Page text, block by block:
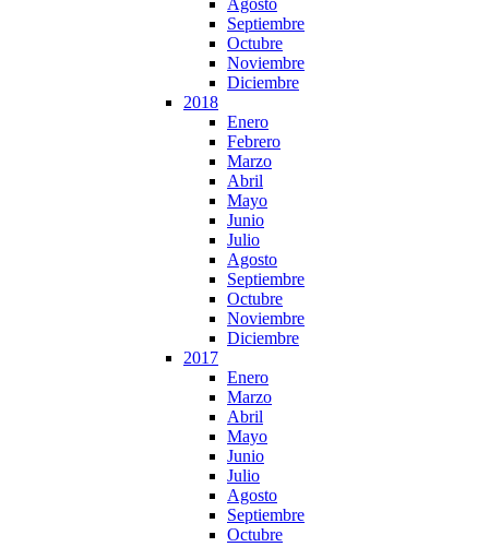
Agosto
Septiembre
Octubre
Noviembre
Diciembre
2018
Enero
Febrero
Marzo
Abril
Mayo
Junio
Julio
Agosto
Septiembre
Octubre
Noviembre
Diciembre
2017
Enero
Marzo
Abril
Mayo
Junio
Julio
Agosto
Septiembre
Octubre